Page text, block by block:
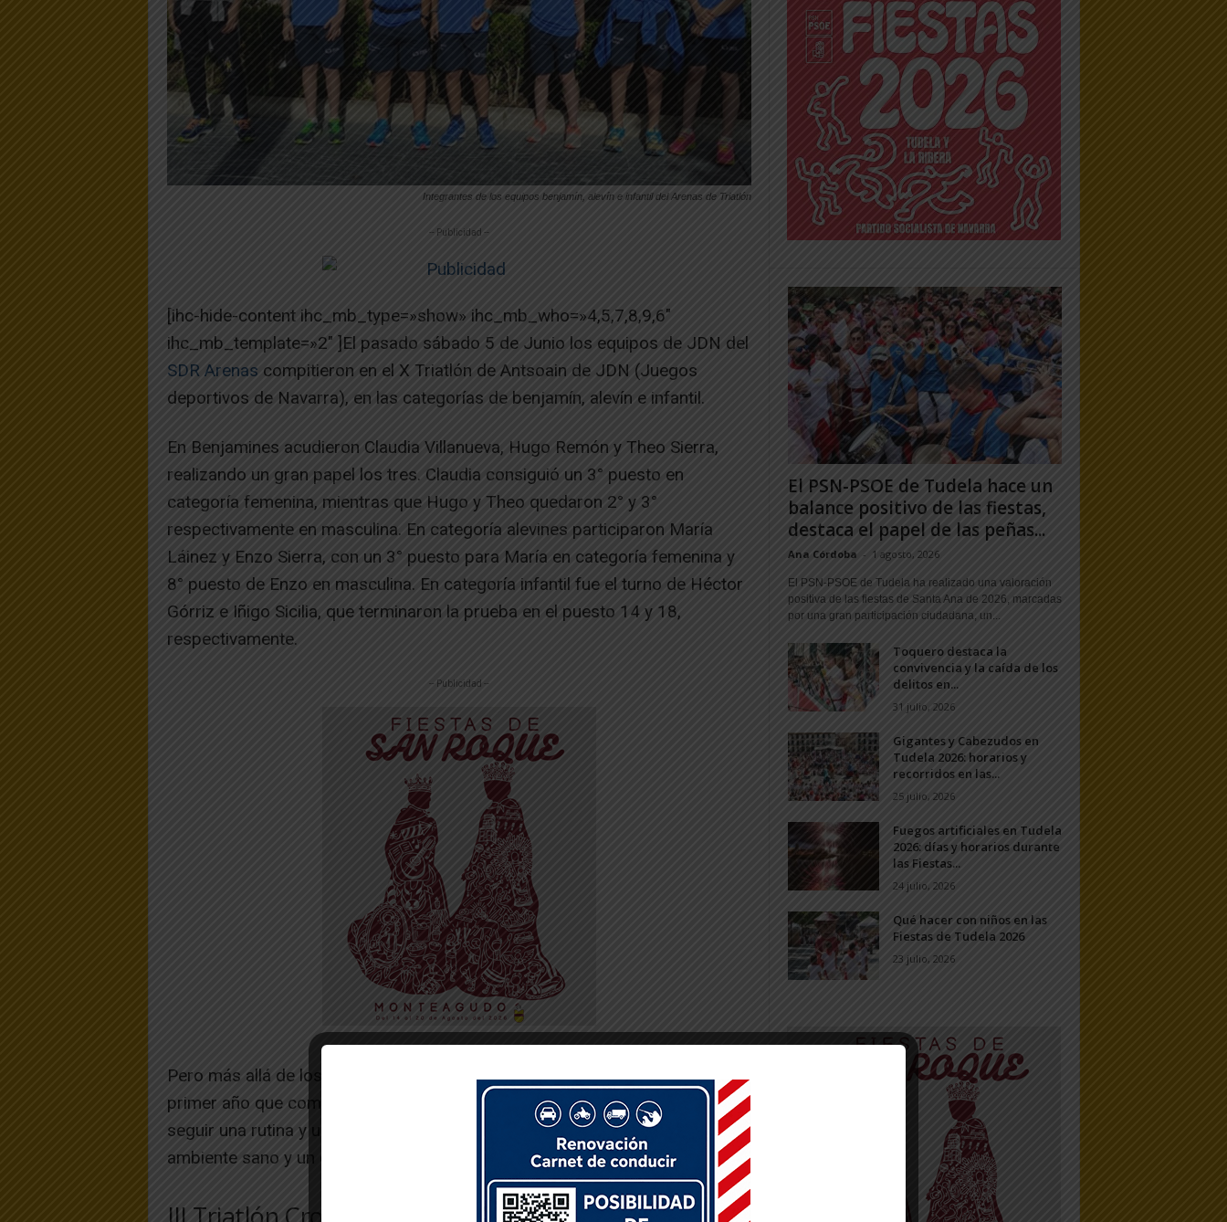
Integrantes de los equipos benjamín, alevín e infantil del Arenas de Triatlón
-- Publicidad --
[ihc-hide-content ihc_mb_type=»show» ihc_mb_who=»4,5,7,8,9,6″
ihc_mb_template=»2″ ]El pasado sábado 5 de Junio los equipos de JDN del
SDR Arenas compitieron en el X Triatlón de Antsoain de JDN (Juegos
deportivos de Navarra), en las categorías de benjamín, alevín e infantil.
En Benjamines acudieron Claudia Villanueva, Hugo Remón y Theo Sierra,
realizando un gran papel los tres. Claudia consiguió un 3° puesto en
categoría femenina, mientras que Hugo y Theo quedaron 2° y 3°
respectivamente en masculina. En categoría alevines participaron María
Láinez y Enzo Sierra, con un 3° puesto para María en categoría femenina y
8° puesto de Enzo en masculina. En categoría infantil fue el turno de Héctor
Górriz e Iñigo Sicilia, que terminaron la prueba en el puesto 14 y 18,
respectivamente.
-- Publicidad --
Pero más allá de los resultados obtenidos, valorar que todos ellos es el
primer año que compiten en este tipo de competición, hecho que les hace
seguir una rutina y una disciplina de entrenamiento del cual disfrutan, en un
ambiente sano y un compañerismo increíble.
El PSN-PSOE de Tudela hace un
balance positivo de las fiestas,
destaca el papel de las peñas...
Ana Córdoba - 1 agosto, 2026
El PSN-PSOE de Tudela ha realizado una valoración
positiva de las fiestas de Santa Ana de 2026, marcadas
por una gran participación ciudadana, un...
Toquero destaca la
convivencia y la caída de los
delitos en...
31 julio, 2026
Gigantes y Cabezudos en
Tudela 2026: horarios y
recorridos en las...
25 julio, 2026
Fuegos artificiales en Tudela
2026: días y horarios durante
las Fiestas...
24 julio, 2026
Qué hacer con niños en las
Fiestas de Tudela 2026
23 julio, 2026